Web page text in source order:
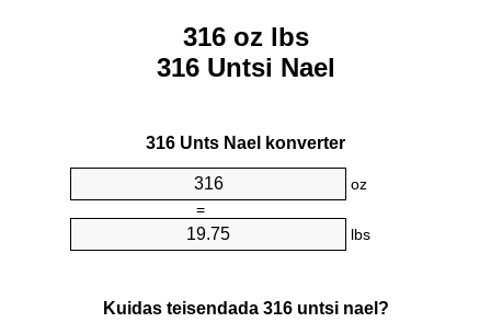
316 oz lbs
316 Untsi Nael
316 Unts Nael konverter
oz
=
lbs
Kuidas teisendada 316 untsi nael?